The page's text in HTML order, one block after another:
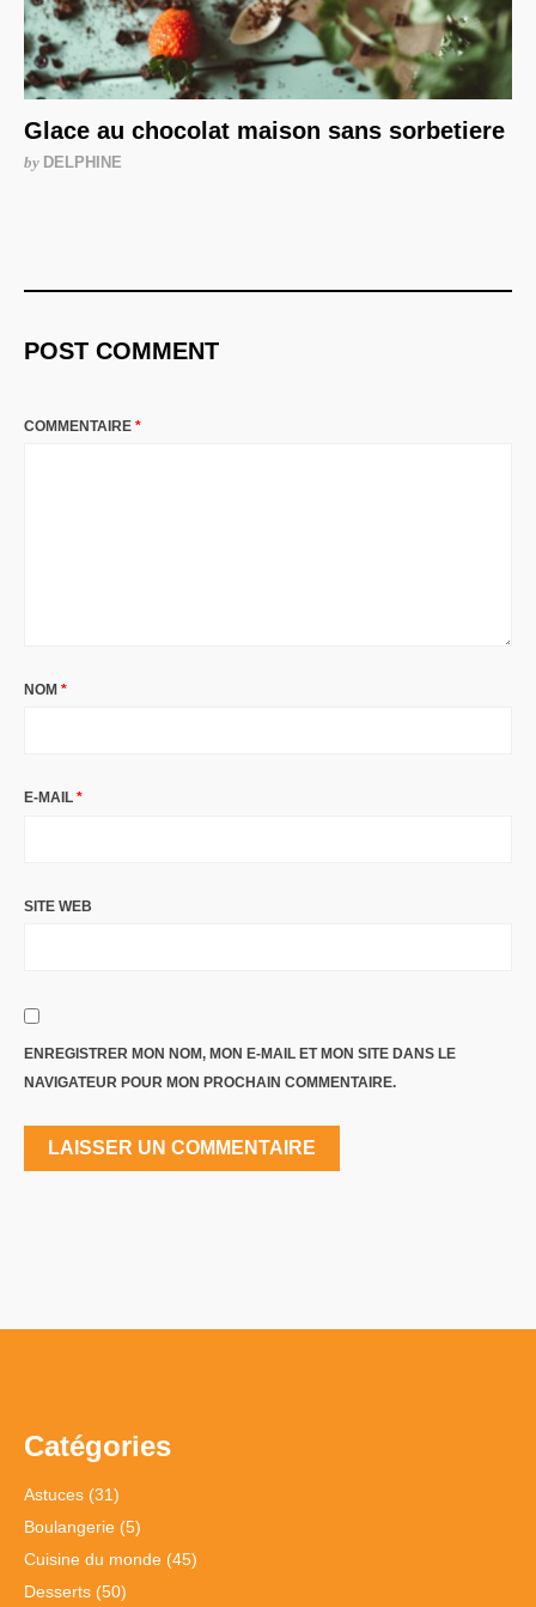
Glace au chocolat maison sans sorbetiere
by DELPHINE
POST COMMENT
COMMENTAIRE *
NOM *
E-MAIL *
SITE WEB
ENREGISTRER MON NOM, MON E-MAIL ET MON SITE DANS LE
NAVIGATEUR POUR MON PROCHAIN COMMENTAIRE.
Catégories
Astuces (31)
Boulangerie (5)
Cuisine du monde (45)
Desserts (50)